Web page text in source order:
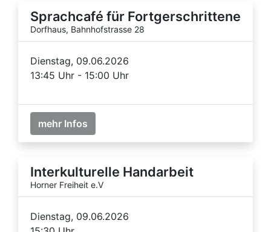
Sprachcafé für Fortgerschrittene
Dorfhaus, Bahnhofstrasse 28
Dienstag, 09.06.2026
13:45 Uhr - 15:00 Uhr
mehr Infos
Interkulturelle Handarbeit
Horner Freiheit e.V
Dienstag, 09.06.2026